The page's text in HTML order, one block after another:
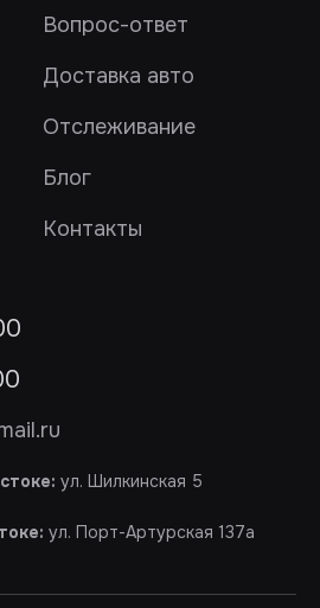
Вопрос-ответ
Доставка авто
Отслеживание
Блог
Контакты
ул. Шилкинская 5
ул. Порт-Артурская 137а